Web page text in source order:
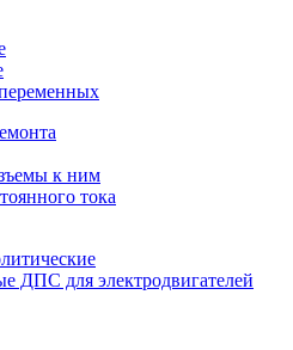
к ним
тока
ДПС для электродвигателей